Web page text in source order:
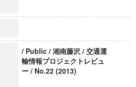
/ Public / 湘南藤沢 / 交通運
輸情報プロジェクトレビュ
ー / No.22 (2013)